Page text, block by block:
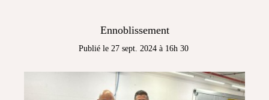
Ennoblissement
Publié le 27 sept. 2024 à 16h 30